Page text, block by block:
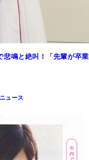
悲鳴と絶叫！「先輩が卒業
ュース